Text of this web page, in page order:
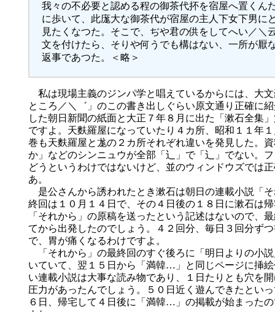
我々の不必要と認める程の御茶代抔を宿屋へ置くん
に歩いて、此庬大な御茶代が宿屋の主人下女下男に
見たくなつた。そこで、ぢや君の供をしてへい／＼
文を付けたら、そりや何うでも構はない、一所が厭
返事であつた。＜略＞
私は現場主義のジンパ学と唱えているからには、大
ところ／＼゛」のこの書き出しぐらい原文通り正確に
した朝日新聞の紙面と大正７年８月に出た「漱石全集
ですよ。天麩羅屋になっていたり４カ所、昭和１１年
巻も天麩羅屋と尨の２カ所それぞれ違いを発見した。
か」などのシンニュウが全部「辶」で「辶」でない。
どうというわけではないけど、並のウィンドウズでは
あ。
是公さんから誘われたとき漱石は朝日の連載小説「
終回は１０月１４日で、その４日後の１８日に漱石は
「それから」の原稿を送ったという記述はないので、
てから出発したのでしょう。４２回分、毎日３回分ず
で、胃が痛くなるわけですよ。
「それから」の最終回のすぐ後ろに「明日よりの小
いていて、翌１５日から「満韓…」と同じページに挿
い連載小説は大事な読み物であり、１日たりとも穴を
圧力があったんでしょう。５０日近く遊んできたとい
６日、帰宅して４日後に「満韓…」の掲載が始まった